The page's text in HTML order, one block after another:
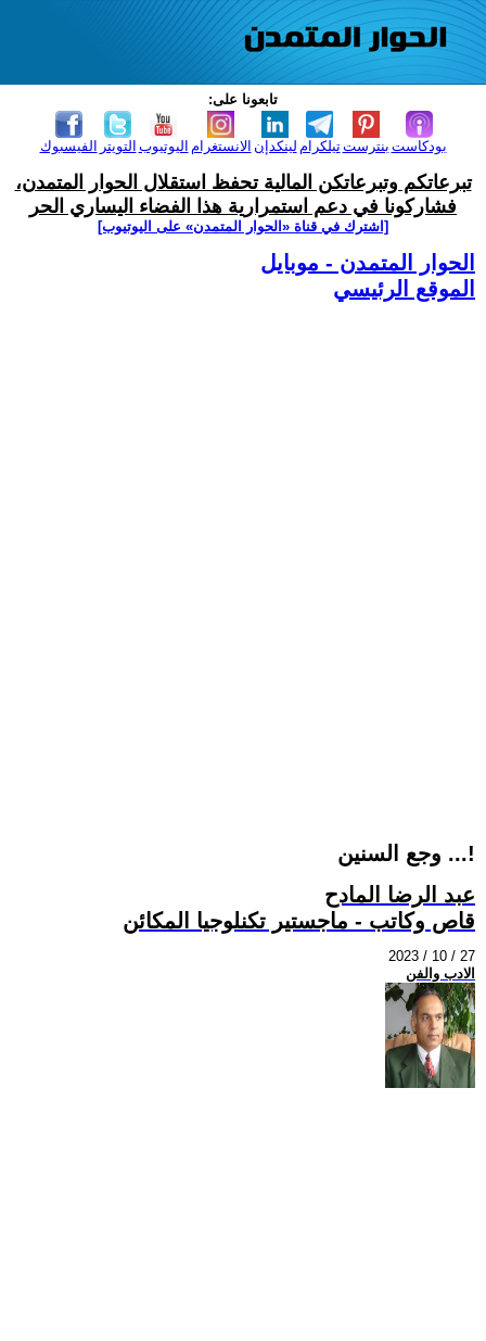
تابعونا على:
الفيسبوك التويتر اليوتيوب الانستغرام لينكدإن تيلكرامبنترست بودكاست
تبرعاتكم وتبرعاتكن المالية تحفظ استقلال الحوار المتمدن،
فشاركونا في دعم استمرارية هذا الفضاء اليساري الحر
[اشترك في قناة ‫«الحوار المتمدن» على اليوتيوب]
الحوار المتمدن - موبايل
الموقع الرئيسي
وجع السنين ...!
عبد الرضا المادح
قاص وكاتب - ماجستير تكنلوجيا المكائن
2023 / 10 / 27
الادب والفن